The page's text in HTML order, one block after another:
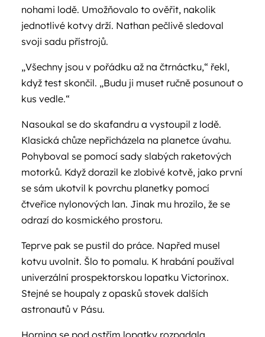
nohami lodě. Umožňovalo to ověřit, nakolik
jednotlivé kotvy drží. Nathan pečlivě sledoval
svoji sadu přístrojů.
„Všechny jsou v pořádku až na čtrnáctku,“ řekl,
když test skončil. „Budu ji muset ručně posunout o
kus vedle.“
Nasoukal se do skafandru a vystoupil z lodě.
Klasická chůze nepřicházela na planetce úvahu.
Pohyboval se pomocí sady slabých raketových
motorků. Když dorazil ke zlobivé kotvě, jako první
se sám ukotvil k povrchu planetky pomocí
čtveřice nylonových lan. Jinak mu hrozilo, že se
odrazí do kosmického prostoru.
Teprve pak se pustil do práce. Napřed musel
kotvu uvolnit. Šlo to pomalu. K hrabání používal
univerzální prospektorskou lopatku Victorinox.
Stejné se houpaly z opasků stovek dalších
astronautů v Pásu.
Hornina se pod ostřím lopatky rozpadala.